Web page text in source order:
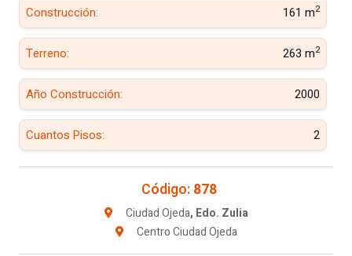
Construcción: 161 m2
Terreno: 263 m2
Año Construcción: 2000
Cuantos Pisos: 2
Código: 878
Ciudad Ojeda, Edo. Zulia
Centro Ciudad Ojeda